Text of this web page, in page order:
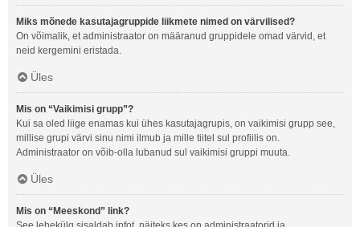
Miks mõnede kasutajagruppide liikmete nimed on värvilised?
On võimalik, et administraator on määranud gruppidele omad värvid, et
neid kergemini eristada.
Üles
Mis on “Vaikimisi grupp”?
Kui sa oled liige enamas kui ühes kasutajagrupis, on vaikimisi grupp see,
millise grupi värvi sinu nimi ilmub ja mille tiitel sul profiilis on.
Administraator on võib-olla lubanud sul vaikimisi gruppi muuta.
Üles
Mis on “Meeskond” link?